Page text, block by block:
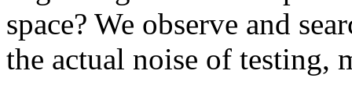
space? We observe and
the actual noise of testing,